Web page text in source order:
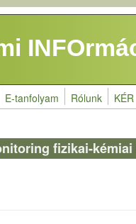
E-tanfolyam Rólunk KÉR
fizikai-